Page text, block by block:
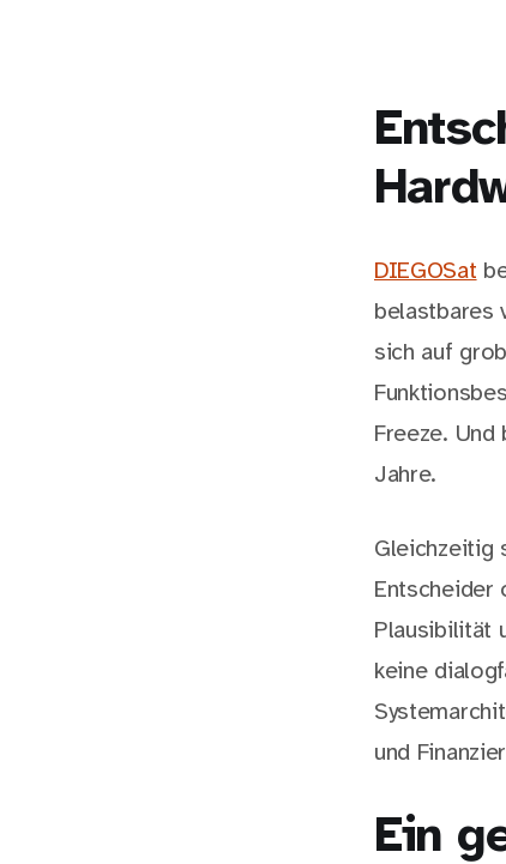
DIEGOSat
belastbares
sich auf
Freeze.
Jahre.
Gleichzeitig
Entscheider
Plausibilität
keine
und
Ein